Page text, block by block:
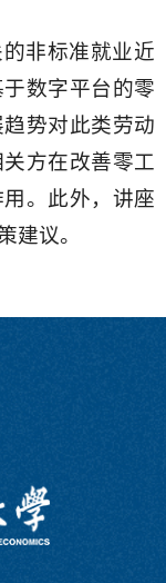
非标准就业近
数字平台的零
势对此类劳动
方在改善零工
。此外，讲座
建议。